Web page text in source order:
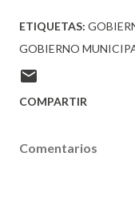
ETIQUETAS:
GOBIERNO
COMPARTIR
Comentarios